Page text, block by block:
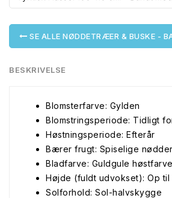
SE ALLE NØDDETRÆER & BUSKE -
BESKRIVELSE
Blomsterfarve: Gylden
Blomstringsperiode: Tidligt
Høstningsperiode: Efterår
Bærer frugt: Spiselige nødder
Bladfarve: Guldgule
Højde (fuldt udvokset): Op til
Solforhold: Sol-halvskygge